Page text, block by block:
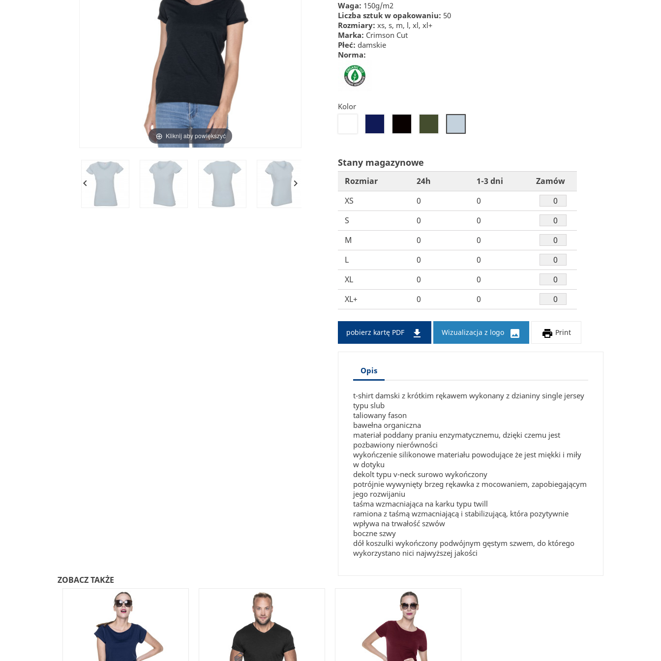
Kliknij aby powiększyć
 
Waga: 150g/m2
Liczba sztuk w opakowaniu: 50
Rozmiary: xs, s, m, l, xl, xl+
Marka: Crimson Cut
Płeć: damskie
Norma:
Kolor
Stany magazynowe
Rozmiar 24h 1-3 dni
Zamów
XS
0
0
S
0
0
M
0
0
L
0
0
XL
0
0
XL+
0 0
pobierz kartę PDF  Wizualizacja z logo   Print
Opis
t-shirt damski z krótkim rękawem wykonany z dzianiny single jersey
typu slub
taliowany fason
bawełna organiczna
materiał poddany praniu enzymatycznemu, dzięki czemu jest
pozbawiony nierówności
wykończenie silikonowe materiału powodujące że jest miękki i miły
w dotyku
dekolt typu v-neck surowo wykończony
potrójnie wywynięty brzeg rękawka z mocowaniem, zapobiegającym
jego rozwijaniu
taśma wzmacniająca na karku typu twill
ramiona z taśmą wzmacniającą i stabilizującą, która pozytywnie
wpływa na trwałość szwów
boczne szwy
dół koszulki wykończony podwójnym gęstym szwem, do którego
wykorzystano nici najwyższej jakości
ZOBACZ TAKŻE